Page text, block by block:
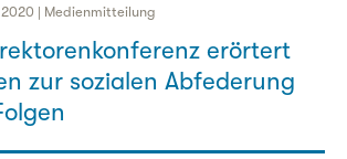
| Medienmitteilung
erörtert
zur sozialen Abfederung